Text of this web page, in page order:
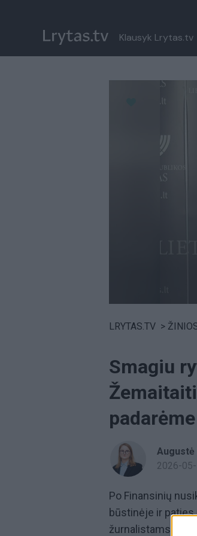
Klausyk Lrytas.tv
Paremkite Ukrainą
LRYTAS.TV >
Smagiu
Augustė
2026-
Po Finansinių
būstinėje ir
žurnalistams